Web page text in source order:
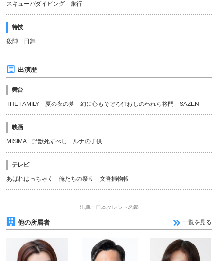
スキューバダイビング 旅行
特技
殺陣 日舞
出演歴
舞台
THE FAMILY 夏の夜の夢 幻に心もそぞろ狂おしのわれら将門 SAZEN
映画
MISIMA 野獣死すべし ルナの子供
テレビ
あばれはっちゃく 俺たちの祭り 文吾捕物帳
出典：日本タレント名鑑
他の所属者 一覧を見る